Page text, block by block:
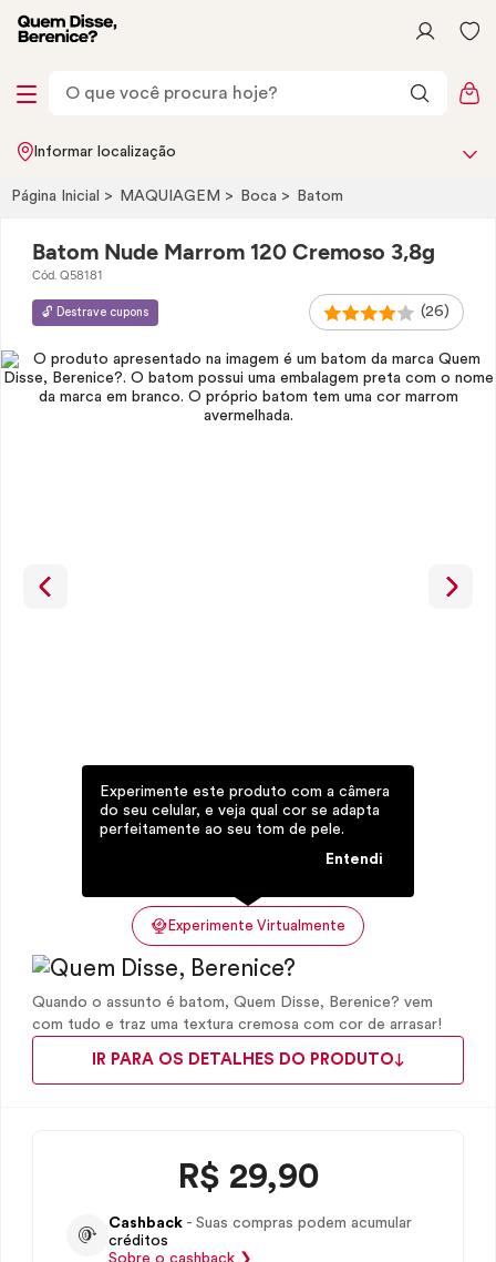
Informar localização
Página Inicial MAQUIAGEM Boca Batom
Batom Nude Marrom 120 Cremoso 3,8g
Cód. Q58181
🔓 Destrave cupons (26)
Experimente Virtualmente
Experimente este produto com a câmera
do seu celular, e veja qual cor se adapta
perfeitamente ao seu tom de pele.
Entendi
Quando o assunto é batom, Quem Disse, Berenice? vem
com tudo e traz uma textura cremosa com cor de arrasar!
IR PARA OS DETALHES DO PRODUTO
R$ 29,90
Cashback - Suas compras podem acumular
créditos
Sobre o cashback ❯